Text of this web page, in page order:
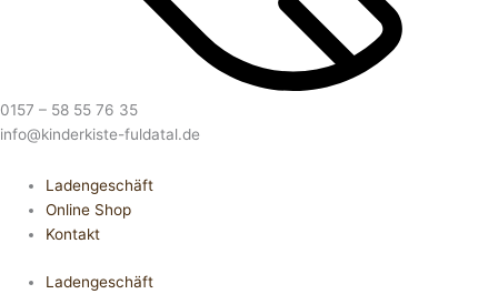
0157 – 58 55 76 35
info@kinderkiste-fuldatal.de
Ladengeschäft
Online Shop
Kontakt
Ladengeschäft